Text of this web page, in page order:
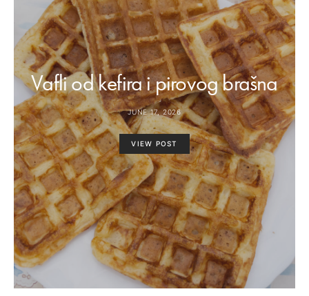
Vafli od kefira i pirovog brašna
JUNE 17, 2026
VIEW POST